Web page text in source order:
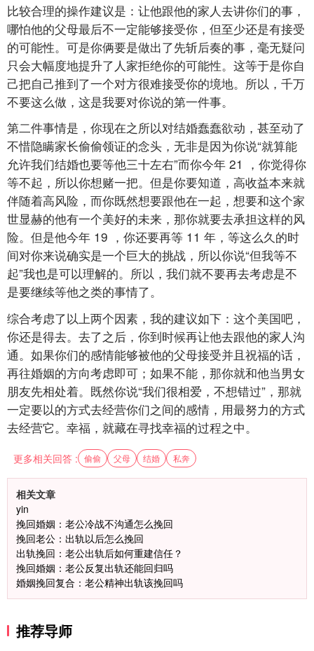
比较合理的操作建议是：让他跟他的家人去讲你们的事，
哪怕他的父母最后不一定能够接受你，但至少还是有接受
的可能性。可是你俩要是做出了先斩后奏的事，毫无疑问
只会大幅度地提升了人家拒绝你的可能性。这等于是你自
己把自己推到了一个对方很难接受你的境地。所以，千万
不要这么做，这是我要对你说的第一件事。
第二件事情是，你现在之所以对结婚蠢蠢欲动，甚至动了
不惜隐瞒家长偷偷领证的念头，无非是因为你说“就算能
允许我们结婚也要等他三十左右”而你今年 21
，你觉得你
等不起，所以你想赌一把。但是你要知道，高收益本来就
伴随着高风险，而你既然想要跟他在一起，想要和这个家
世显赫的他有一个美好的未来，那你就要去承担这样的风
险。但是他今年 19 ，你还要再等 11 年，等这么久的时
间对你来说确实是一个巨大的挑战，所以你说“但我等不
起”我也是可以理解的。所以，我们就不要再去考虑是不
是要继续等他之类的事情了。
综合考虑了以上两个因素，我的建议如下：这个美国吧，
你还是得去。去了之后，你到时候再让他去跟他的家人沟
通。如果你们的感情能够被他的父母接受并且祝福的话，
再往婚姻的方向考虑即可；如果不能，那你就和他当男女
朋友先相处着。既然你说“我们很相爱，不想错过”，那就
一定要以的方式去经营你们之间的感情，用最努力的方式
去经营它。幸福，就藏在寻找幸福的过程之中。
更多相关回答 : 偷偷 父母 结婚 私奔
相关文章
yin
挽回婚姻：老公冷战不沟通怎么挽回
挽回老公：出轨以后怎么挽回
出轨挽回：老公出轨后如何重建信任？
挽回婚姻：老公反复出轨还能回归吗
婚姻挽回复合：老公精神出轨该挽回吗
推荐导师